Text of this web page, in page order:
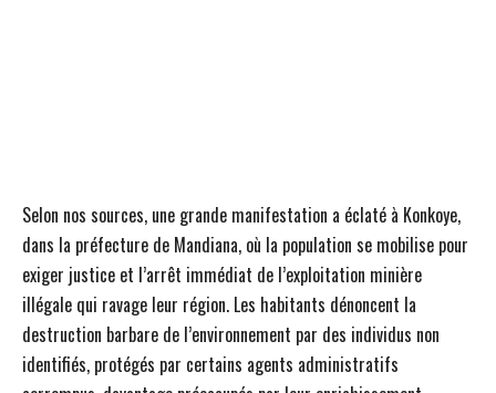
Selon nos sources, une grande manifestation a éclaté à Konkoye,
dans la préfecture de Mandiana, où la population se mobilise pour
exiger justice et l’arrêt immédiat de l’exploitation minière
illégale qui ravage leur région. Les habitants dénoncent la
destruction barbare de l’environnement par des individus non
identifiés, protégés par certains agents administratifs